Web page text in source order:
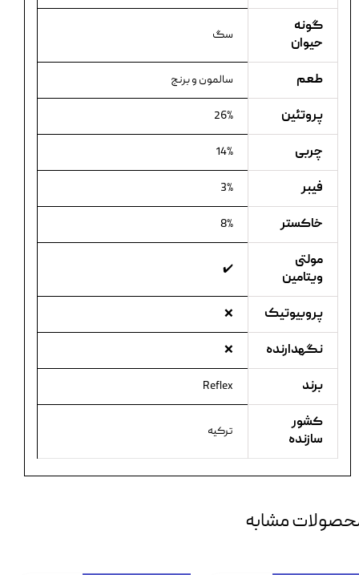
گونه
حیوان
سگ
طعم سالمون و برنج
پروتئین 26%
چربی 14%
فیبر 3%
خاکستر 8%
مولتی
ویتامین
✔️
پروبیوتیک ❌
نگهدارنده ❌
برند Reflex
کشور
سازنده
ترکیه
مشابه